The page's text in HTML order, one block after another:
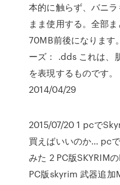
本的に触らず、バニ
まま使用する。全部
70MB前後になります
ーズ： .dds これは、
を表現するものです
2014/04/29
2015/07/20 1 pcで
買えばいいのか… pc
みた 2 PC版SKYRIM
PC版skyrim 武器追加